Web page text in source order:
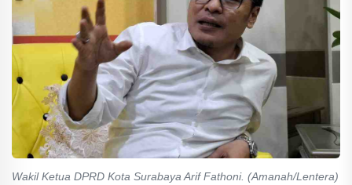
Wakil Ketua DPRD Kota Surabaya Arif Fathoni. (Amanah/Lentera)